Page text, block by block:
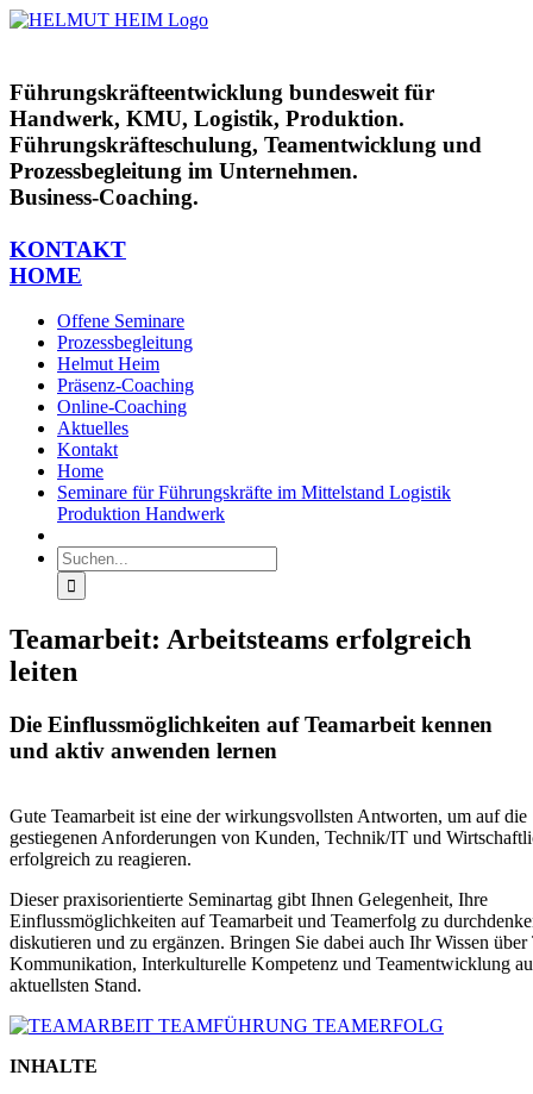
Zum
Führungskräfteentwicklung bundesweit für
Handwerk, KMU, Logistik, Produktion.
Führungskräfteschulung, Teamentwicklung und
Prozessbegleitung im Unternehmen.
Business-Coaching.
KONTAKT
HOME
Offene Seminare
Prozessbegleitung
Helmut Heim
Präsenz-Coaching
Online-Coaching
Aktuelles
Kontakt
Home
Seminare für Führungskräfte im Mittelstand Logistik
Produktion Handwerk
Suche
nach:
Teamarbeit: Arbeitsteams erfolgreich
leiten
Die Einflussmöglichkeiten auf Teamarbeit kennen
und aktiv anwenden lernen
Gute Teamarbeit ist eine der wirkungsvollsten Antworten, um auf die
gestiegenen Anforderungen von Kunden, Technik/IT und
erfolgreich zu reagieren.
Dieser praxisorientierte Seminartag gibt Ihnen Gelegenheit, Ihre
Einflussmöglichkeiten auf Teamarbeit und Teamerfolg zu
diskutieren und zu ergänzen. Bringen Sie dabei auch Ihr Wissen über
Kommunikation, Interkulturelle Kompetenz und Teamentwicklung
aktuellsten Stand.
INHALTE